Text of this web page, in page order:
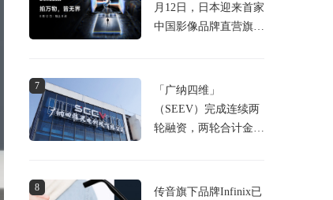
月12日，日本迎来首家
中国影像品牌直营旗舰
7
「广纳四维」
（SEEV）完成连续两
轮融资，两轮合计金额
8
传音旗下品牌Infinix已